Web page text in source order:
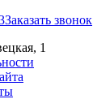
Заказать звонок
1